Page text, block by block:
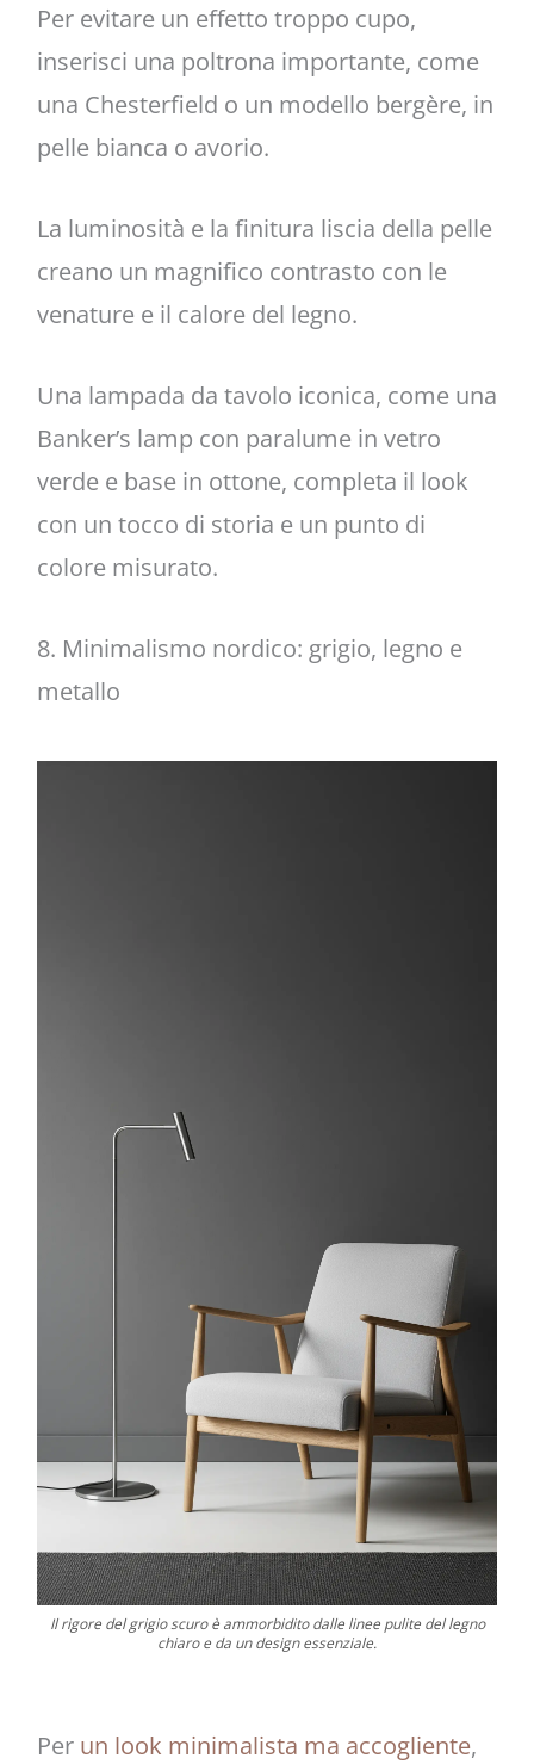
Per evitare un effetto troppo cupo,
inserisci una poltrona importante, come
una Chesterfield o un modello bergère, in
pelle bianca o avorio.
La luminosità e la finitura liscia della pelle
creano un magnifico contrasto con le
venature e il calore del legno.
Una lampada da tavolo iconica, come una
Banker’s lamp con paralume in vetro
verde e base in ottone, completa il look
con un tocco di storia e un punto di
colore misurato.
8. Minimalismo nordico: grigio, legno e
metallo
Il rigore del grigio scuro è ammorbidito dalle linee pulite del legno
chiaro e da un design essenziale.
Per un look minimalista ma accogliente,